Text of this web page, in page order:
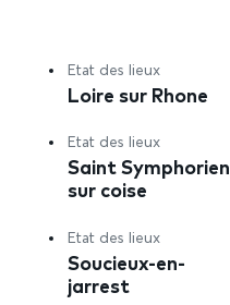
Etat des lieux
Loire sur Rhone
Etat des lieux
Saint Symphorien
sur coise
Etat des lieux
Soucieux-en-
jarrest